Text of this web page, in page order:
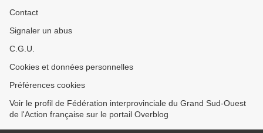
Contact
Signaler un abus
C.G.U.
Cookies et données personnelles
Préférences cookies
Voir le profil de Fédération interprovinciale du Grand Sud-Ouest
de l'Action française sur le portail Overblog